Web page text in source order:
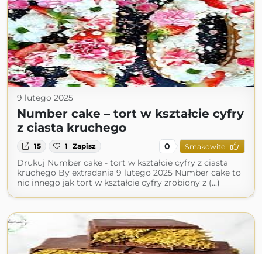
9 lutego 2025
Number cake – tort w kształcie cyfry
z ciasta kruchego
15 1 Zapisz 0 Smakowite
Drukuj Number cake - tort w kształcie cyfry z ciasta
kruchego By extradania 9 lutego 2025 Number cake to
nic innego jak tort w kształcie cyfry zrobiony z (...)